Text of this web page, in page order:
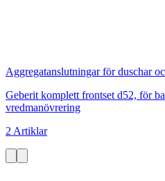
Aggregatanslutningar för duschar
Geberit komplett frontset d52, för
vredmanövrering
2 Artiklar